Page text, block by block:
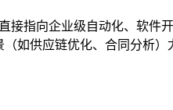
接指向企业级自动化、软件
如供应链优化、合同分析）